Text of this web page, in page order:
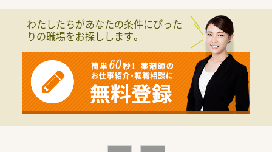
わたしたちがあなたの条件にぴった
りの職場をお探しします。